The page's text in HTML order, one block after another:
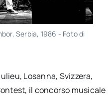
Serbia, 1986 - Foto di
Losanna, Svizzera,
il concorso musicale